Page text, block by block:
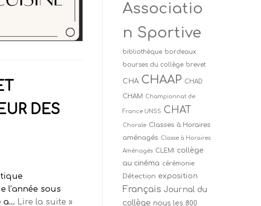
DES
l’année sous
a… Lire la suite »
Associatio
n Sportive
bibliothèque bordeaux
bourses du collège brevet
CHA CHAAP CHAD
CHAM Championnat de
France UNSS CHAT
Chorale Classes à Horaires
aménagés
Classe à Horaires
Aménagés CLEMI
collège
au cinéma cérémonie
Détection exposition
Français Journal du
collège nous les 800